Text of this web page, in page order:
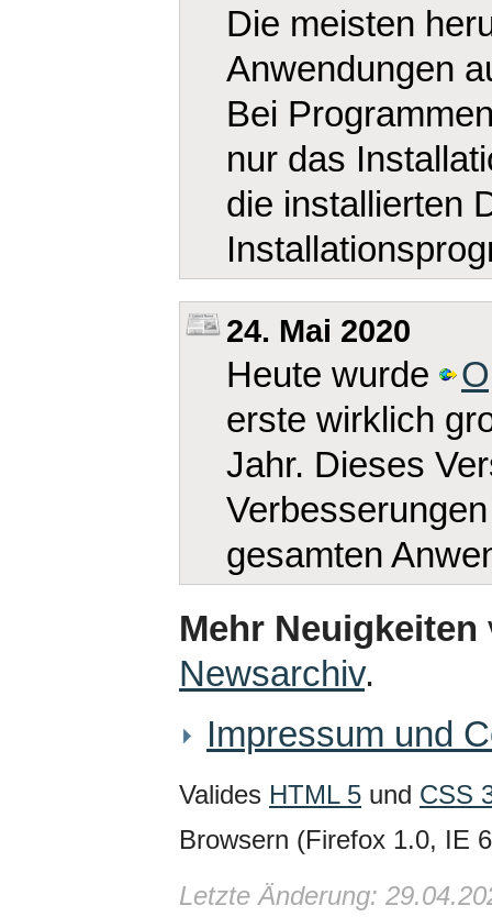
Die meisten
Anwendungen
Bei
nur das
die installierten
24. Mai 2020
Heute wurde
erste wirklich
Jahr. Dieses
gesamten
Mehr Neuigkeiten
Newsarchiv.
Impressum und
Valides HTML 5 und CSS
Browsern (Firefox 1.0, IE
Letzte Änderung: